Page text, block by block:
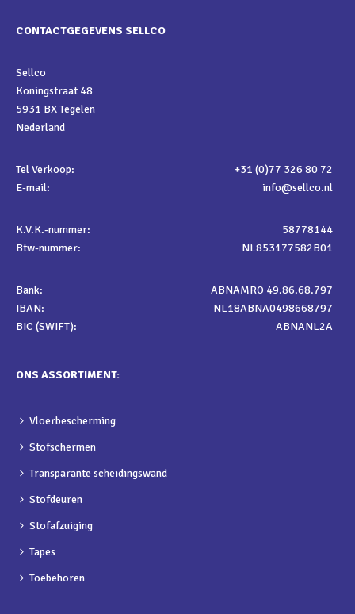
CONTACTGEGEVENS SELLCO
Sellco
Koningstraat 48
5931 BX Tegelen
Nederland
Tel Verkoop:
+31 (0)77 326 80 72
E-mail:
info@sellco.nl
K.V.K.-nummer:
58778144
Btw-nummer:
NL853177582B01
Bank:
ABNAMRO 49.86.68.797
IBAN:
NL18ABNA0498668797
BIC (SWIFT):
ABNANL2A
ONS ASSORTIMENT:
Vloerbescherming
Stofschermen
Transparante scheidingswand
Stofdeuren
Stofafzuiging
Tapes
Toebehoren